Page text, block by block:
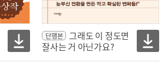
단행본
그래도 이 정도면
잘사는 거 아닌가요?